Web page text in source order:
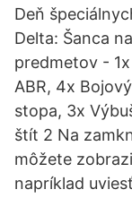
Deň
Delta: Šanca
predmetov -
ABR, 4x
stopa, 3x
štít 2 Na
môžete
napríklad